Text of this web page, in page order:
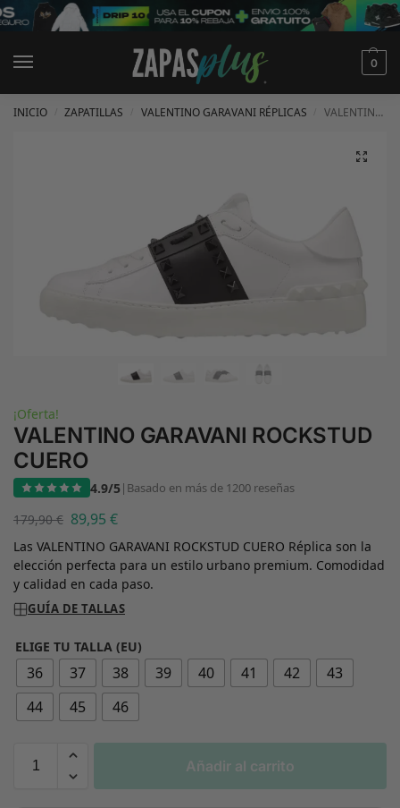
0
INICIO ZAPATILLAS VALENTINO GARAVANI RÉPLICAS VALENTINO GARAVANI ROCKSTUD CUERO
¡Oferta!
VALENTINO GARAVANI ROCKSTUD
CUERO
4.9/5| Basado en más de 1200 reseñas
179,90€ 89,95 €
Las VALENTINO GARAVANI ROCKSTUD CUERO Réplica son la
elección perfecta para un estilo urbano premium. Comodidad
y calidad en cada paso.
GUÍA DE TALLAS
ELIGE TU TALLA (EU)
36 37 38 39 40 41 42
43
44
45 46
Añadir al carrito